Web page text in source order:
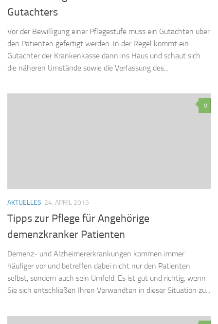
Gutachters
Vor der Bewilligung einer Pflegestufe muss ein Gutachten über
den Patienten gefertigt werden. In der Regel kommt ein
Gutachter der Krankenkasse dann ins Haus und schaut sich
die näheren Umstände sowie die Verfassung des...
0
AKTUELLES 24. APRIL 2015
Tipps zur Pflege für Angehörige
demenzkranker Patienten
Demenz- und Alzheimererkrankungen kommen immer
häufiger vor und betreffen dabei nicht nur den Patienten
selbst, sondern auch sein Umfeld. Es ist gut und richtig, wenn
Sie sich entschließen Ihren Verwandten in dieser Situation zu...